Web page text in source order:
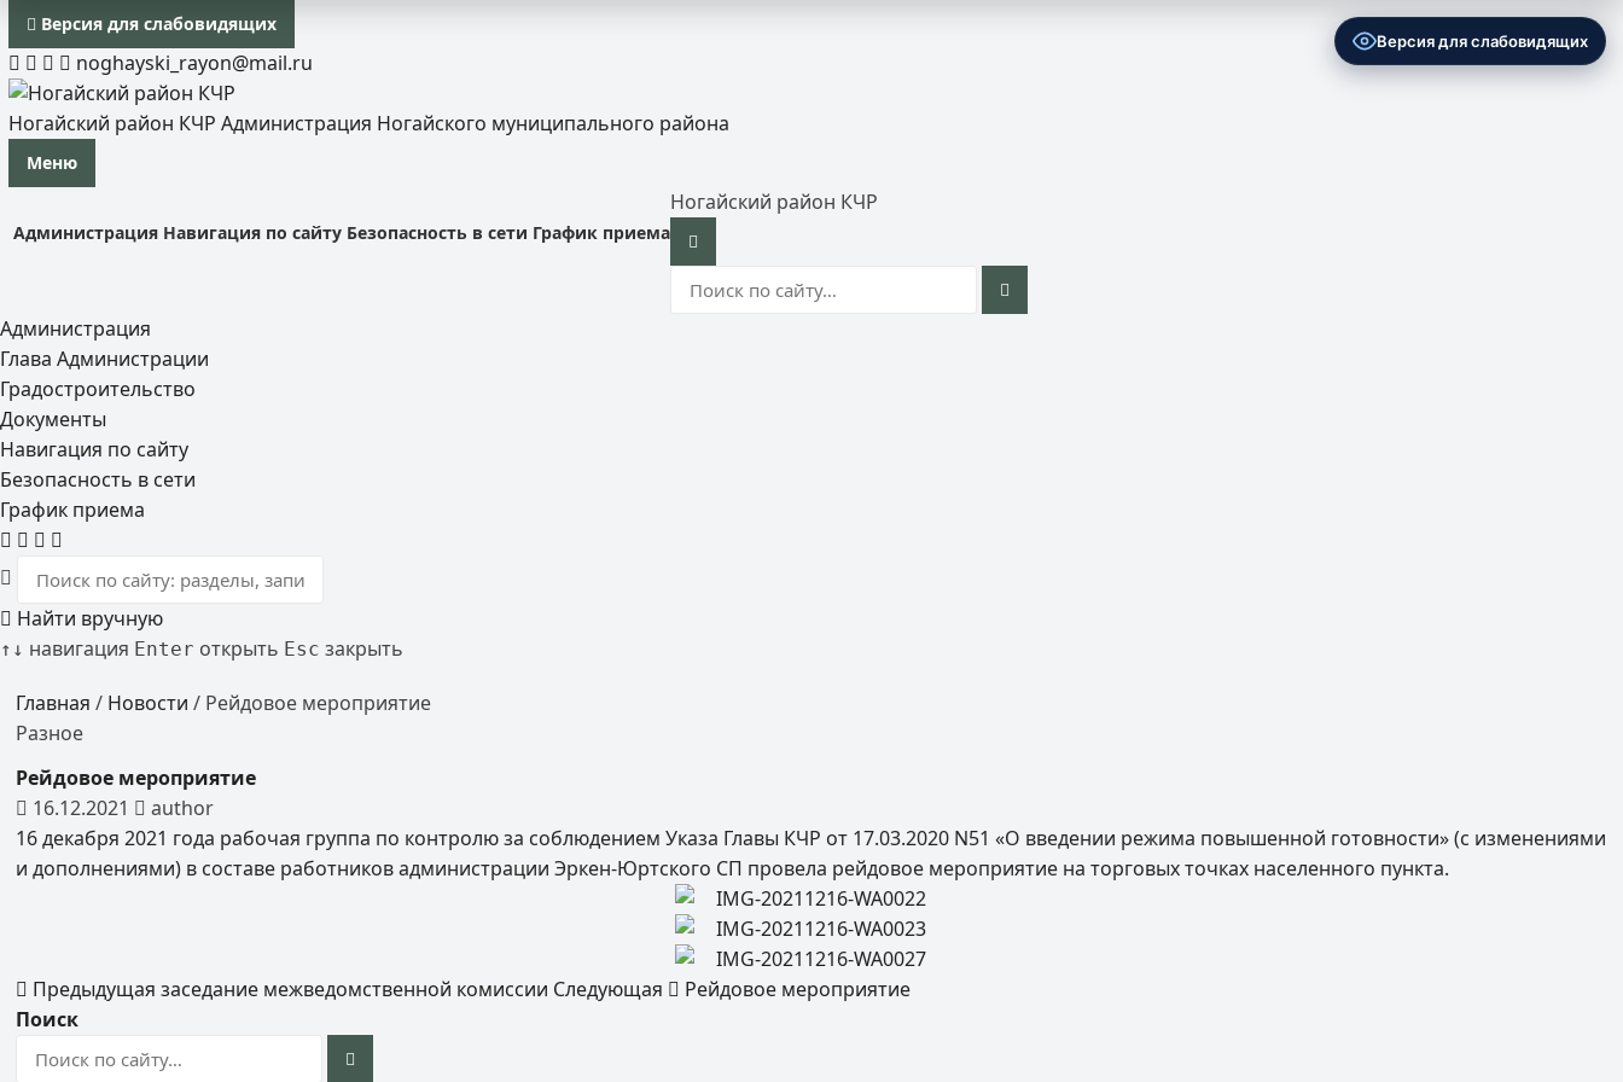
Версия для слабовидящих
noghayski_rayon@mail.ru
Ногайский район КЧР Администрация Ногайского муниципального района
Меню
Администрация Навигация по сайту Безопасность в сети График приема
Ногайский район КЧР
Администрация
Глава Администрации
Градостроительство
Документы
Навигация по сайту
Безопасность в сети
График приема
Найти вручную
↑ ↓ навигация Enter открыть Esc закрыть
Главная / Новости / Рейдовое мероприятие
Разное
Рейдовое мероприятие
16.12.2021
author
16 декабря 2021 года рабочая группа по контролю за соблюдением Указа Главы КЧР от 17.03.2020 N51 «О введении режима повышенной готовности» (с изменениями
и дополнениями) в составе работников администрации Эркен-Юртского СП провела рейдовое мероприятие на торговых точках населенного пункта.
Предыдущая заседание межведомственной комиссии Следующая
Рейдовое мероприятие
Поиск
Версия для слабовидящих